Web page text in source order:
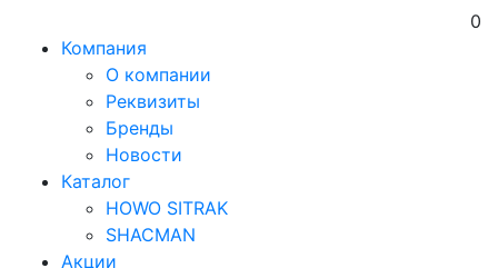
0
Компания
О компании
Реквизиты
Бренды
Новости
Каталог
HOWO SITRAK
SHACMAN
Акции